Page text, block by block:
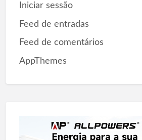
Iniciar sessão
Feed de entradas
Feed de comentários
AppThemes